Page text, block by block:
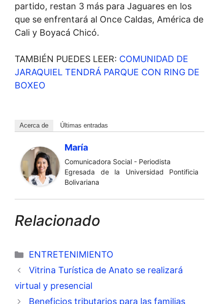
partido, restan 3 más para Jaguares en los
que se enfrentará al Once Caldas, América de
Cali y Boyacá Chicó.
TAMBIÉN PUEDES LEER: COMUNIDAD DE
JARAQUIEL TENDRÁ PARQUE CON RING DE
BOXEO
Acerca de Últimas entradas
María
Comunicadora Social - Periodista
Egresada de la Universidad Pontificia
Bolivariana
Relacionado
Categorías
ENTRETENIMIENTO
Vitrina Turística de Anato se realizará
virtual y presencial
Beneficios tributarios para las familias